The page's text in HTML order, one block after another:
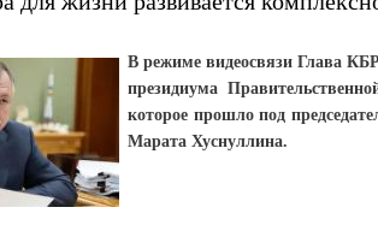
В режиме видеосвязи Глава
президиума
которое прошло под
Марата Хуснуллина.